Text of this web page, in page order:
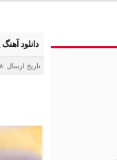
دانلود آهنگ
تاریخ ارسال :۸ آذر ۱۴۰۳